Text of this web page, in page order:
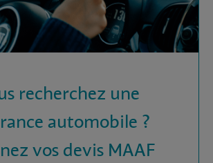
recherchez une
automobile ?
vos devis MAAF